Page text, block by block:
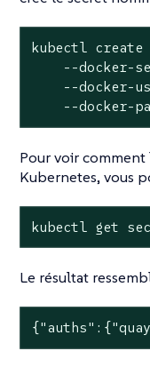
kubectl
--docker-
--docker-
--docker-
Pour voir comment
Kubernetes, vous
kubectl get
Le résultat